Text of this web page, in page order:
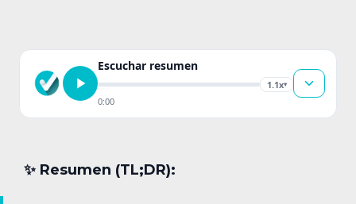
Escuchar resumen
1.1x▾
0:00
✨︎ Resumen (TL;DR):